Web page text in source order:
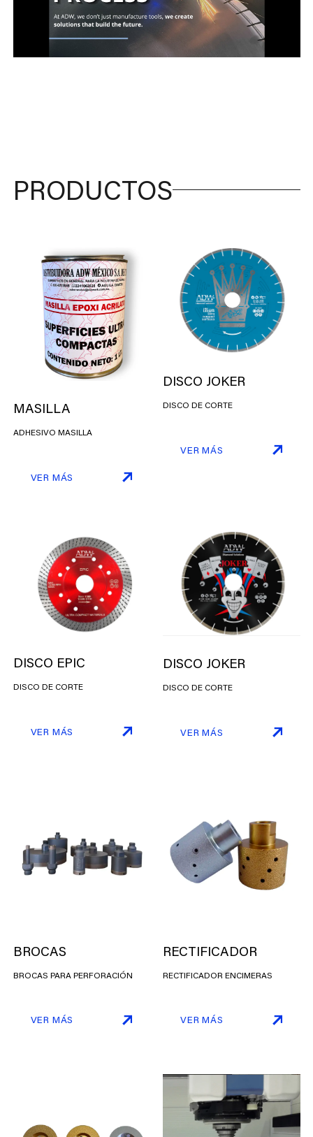
PRODUCTOS
MASILLA
ADHESIVO MASILLA
VER MÁS
DISCO JOKER
DISCO DE CORTE
VER MÁS
DISCO EPIC
DISCO DE CORTE
VER MÁS
DISCO JOKER
DISCO DE CORTE
VER MÁS
BROCAS
BROCAS PARA PERFORACIÓN
VER MÁS
RECTIFICADOR
RECTIFICADOR ENCIMERAS
VER MÁS